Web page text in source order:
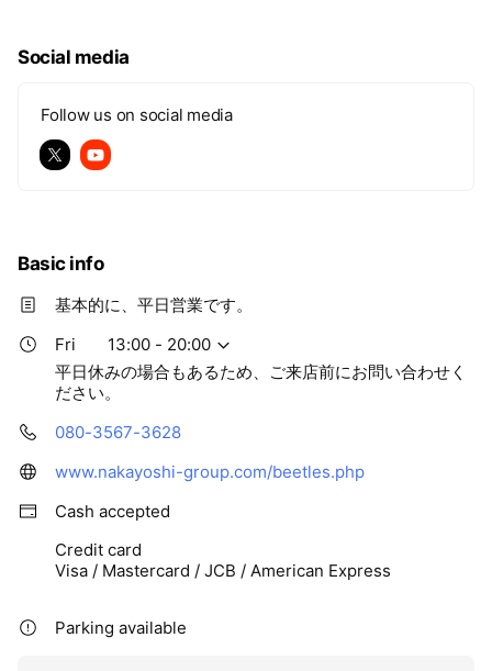
で入手できるようになり、幼虫から成虫を羽化させる事もとて
か？ 図鑑や映像でしか見たことのないカブトムシ・クワガタ
専門のスタッフもおり、購入後のサポートもさせていただきま
なかよしめだか「くわかぶ部」は障がい福祉施設「なかよし」
の活動の一部として、「なかよし」に通所されている人たちと
カブトムシ・クワガタムシを大切に育てて販売し、その売り上
げの全てをみなさんの工賃として支払われています。
私たちは生き物の飼育を通して地域の社会資源の一端を担って
Social media
Follow us on social media
Basic info
基本的に、平日営業です。
Fri
13:00 - 20:00
平日休みの場合もあるため、ご来店前にお問い合わせく
ださい。
080-3567-3628
www.nakayoshi-group.com/beetles.php
Cash accepted
Credit card
Visa / Mastercard / JCB / American Express
Parking available